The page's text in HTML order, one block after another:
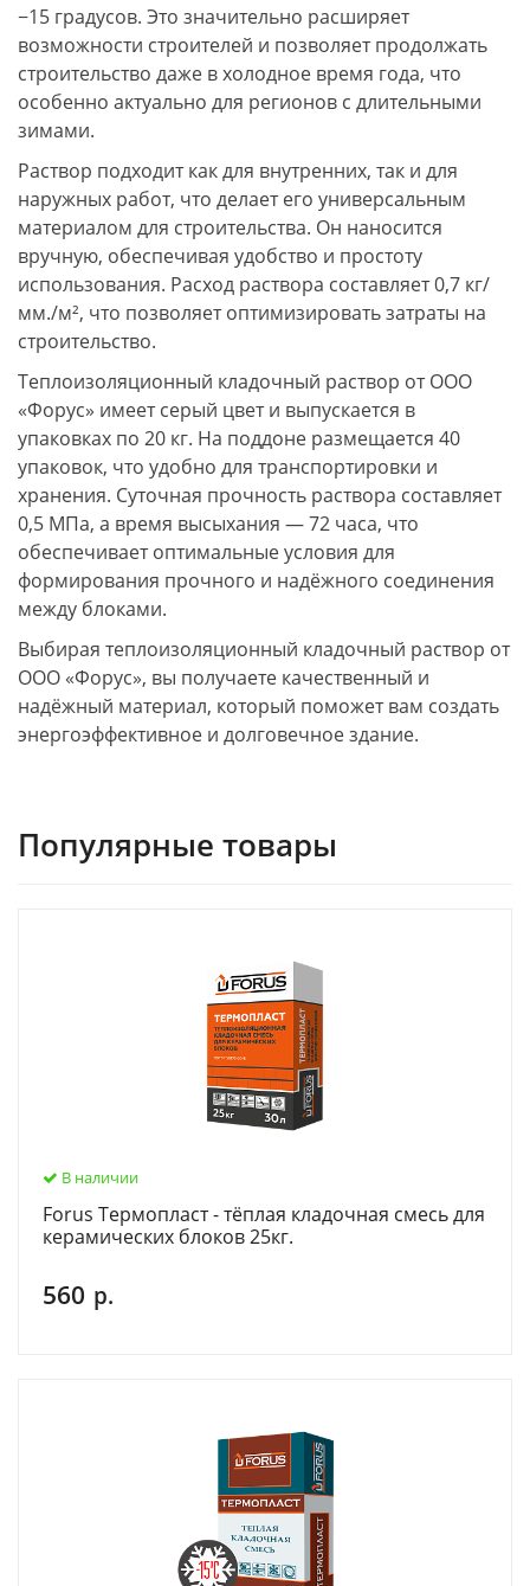
−15 градусов. Это значительно расширяет
возможности строителей и позволяет продолжать
строительство даже в холодное время года, что
особенно актуально для регионов с длительными
зимами.
Раствор подходит как для внутренних, так и для
наружных работ, что делает его универсальным
материалом для строительства. Он наносится
вручную, обеспечивая удобство и простоту
использования. Расход раствора составляет 0,7 кг/
мм./м², что позволяет оптимизировать затраты на
строительство.
Теплоизоляционный кладочный раствор от ООО
«Форус» имеет серый цвет и выпускается в
упаковках по 20 кг. На поддоне размещается 40
упаковок, что удобно для транспортировки и
хранения. Суточная прочность раствора составляет
0,5 МПа, а время высыхания — 72 часа, что
обеспечивает оптимальные условия для
формирования прочного и надёжного соединения
между блоками.
Выбирая теплоизоляционный кладочный раствор от
ООО «Форус», вы получаете качественный и
надёжный материал, который поможет вам создать
энергоэффективное и долговечное здание.
Популярные товары
В наличии
Forus Термопласт - тёплая кладочная смесь для
керамических блоков 25кг.
560 р.